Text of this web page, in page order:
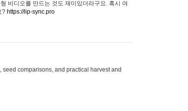
비디오를 만드는 것도 재미있더라구요. 혹시 여
? https://lip-sync.pro
comparisons, and practical harvest and